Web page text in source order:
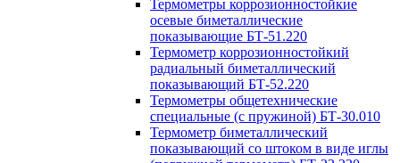
Термометры коррозионностойкие
осевые биметаллические
показывающие БТ-51.220
Термометр коррозионностойкий
радиальный биметаллический
показывающий БТ-52.220
Термометры общетехнические
специальные (с пружиной) БТ-30.010
Термометр биметаллический
показывающий со штоком в виде иглы